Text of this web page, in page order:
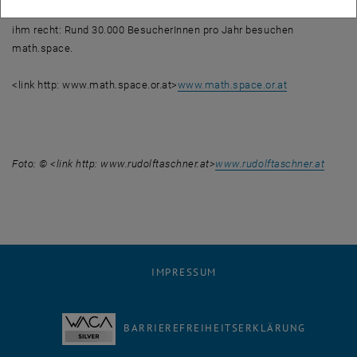
ihm recht: Rund 30.000 BesucherInnen pro Jahr besuchen
math.space.
<link http: www.math.space.or.at>www.math.space.or.at
Foto: © <link http: www.rudolftaschner.at>www.rudolftaschner.at
IMPRESSUM
BARRIEREFREIHEITSERKLÄRUNG